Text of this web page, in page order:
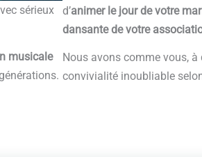
sérieux
musicale
d’animer le jour de votre
dansante de votre
Nous avons comme vous,
convivialité inoubliable